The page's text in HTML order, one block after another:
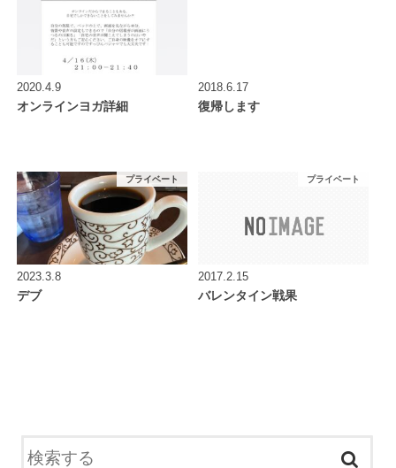
2020.4.9
オンラインヨガ詳細
2018.6.17
復帰します
プライベート
2023.3.8
デブ
プライベート
2017.2.15
バレンタイン戦果